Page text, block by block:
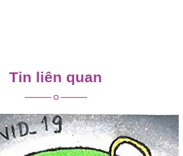
Tin liên quan